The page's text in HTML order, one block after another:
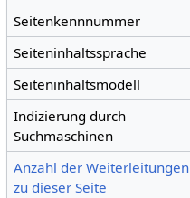
Seitenkennnummer
Seiteninhaltssprache
Seiteninhaltsmodell
Indizierung durch
Suchmaschinen
Anzahl der Weiterleitungen
zu dieser Seite